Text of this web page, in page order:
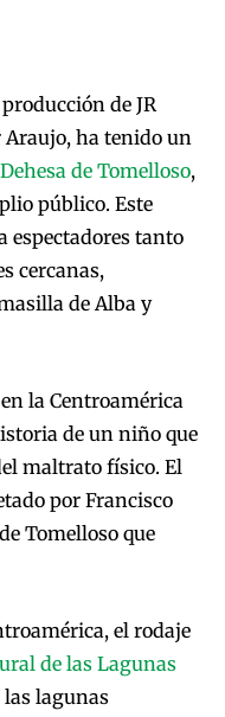
de JR
ha tenido un
de Tomelloso,
público. Este
espectadores tanto
cercanas,
de Alba y
la Centroamérica
de un niño que
maltrato físico. El
por Francisco
Tomelloso que
el rodaje
de las Lagunas
las lagunas